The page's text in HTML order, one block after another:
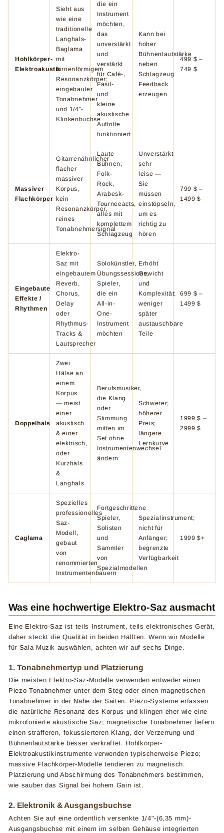
Hohlkörper-
Elektroakustik
Sieht aus
wie eine
traditionelle
Langhals-
Baglama
mit
birnenförmigem
Resonanzkörper;
eingebauter
Tonabnehmer
und 1/4"-
Klinkenbuchse
die ein
Instrument
möchten,
das
unverstärkt
und
verstärkt
für Café-,
Fasil-
und
kleine
akustische
Auftritte
funktioniert
Kann bei
hoher
Bühnenlautstärke
neben
Schlagzeug
Feedback
erzeugen
499 $ –
749 $
Massiver
Flachkörper
Gitarrenähnlicher
flacher
massiver
Korpus,
kein
Resonanzkörper,
reines
Tonabnehmersignal
Laute
Bühnen,
Folk-
Rock,
Arabesk-
Tourneeacts,
alles mit
komplettem
Schlagzeug
Unverstärkt
sehr
leise —
Sie
müssen
einstöpseln,
um es
richtig zu
hören
799 $ –
1499 $
Eingebaute
Effekte /
Rhythmen
Elektro-
Saz mit
eingebautem
Reverb,
Chorus,
Delay
oder
Rhythmus-
Tracks &
Lautsprecher
Solokünstler,
Übungssessions,
Spieler,
die ein
All-in-
One-
Instrument
möchten
Erhöht
Gewicht
und
Komplexität;
weniger
später
austauschbare
Teile
699 $ –
1499 $
Doppelhals
Zwei
Hälse an
einem
Korpus
— meist
einer
akustisch
& einer
elektrisch,
oder
Kurzhals
&
Langhals
Berufsmusiker,
die Klang
oder
Stimmung
mitten im
Set ohne
Instrumentenwechsel
ändern
Schwerer;
höherer
Preis;
längere
Lernkurve
1999 $ –
2999 $
Caglama
Spezielles
professionelles
Saz-
Modell,
gebaut
von
renommierten
Instrumentenbauern
Fortgeschrittene
Spieler,
Solisten
und
Sammler
von
Spezialmodellen
Spezialinstrument;
nicht für
Anfänger;
begrenzte
Verfügbarkeit
1999 $+
Was eine hochwertige Elektro-Saz ausmacht
Eine Elektro-Saz ist teils Instrument, teils elektronisches Gerät,
daher steckt die Qualität in beiden Hälften. Wenn wir Modelle
für Sala Muzik auswählen, achten wir auf sechs Dinge.
1. Tonabnehmertyp und Platzierung
Die meisten Elektro-Saz-Modelle verwenden entweder einen
Piezo-Tonabnehmer unter dem Steg oder einen magnetischen
Tonabnehmer in der Nähe der Saiten. Piezo-Systeme erfassen
die natürliche Resonanz des Korpus und klingen eher wie eine
mikrofonierte akustische Saz; magnetische Tonabnehmer liefern
einen strafferen, fokussierteren Klang, der Verzerrung und
Bühnenlautstärke besser verkraftet. Hohlkörper-
Elektroakustikinstrumente verwenden typischerweise Piezo;
massive Flachkörper-Modelle tendieren zu magnetisch.
Platzierung und Abschirmung des Tonabnehmers bestimmen,
wie sauber das Signal bei hohem Gain ist.
2. Elektronik & Ausgangsbuchse
Achten Sie auf eine ordentlich versenkte 1/4"-(6,35 mm)-
Ausgangsbuchse mit einem im selben Gehäuse integrierten